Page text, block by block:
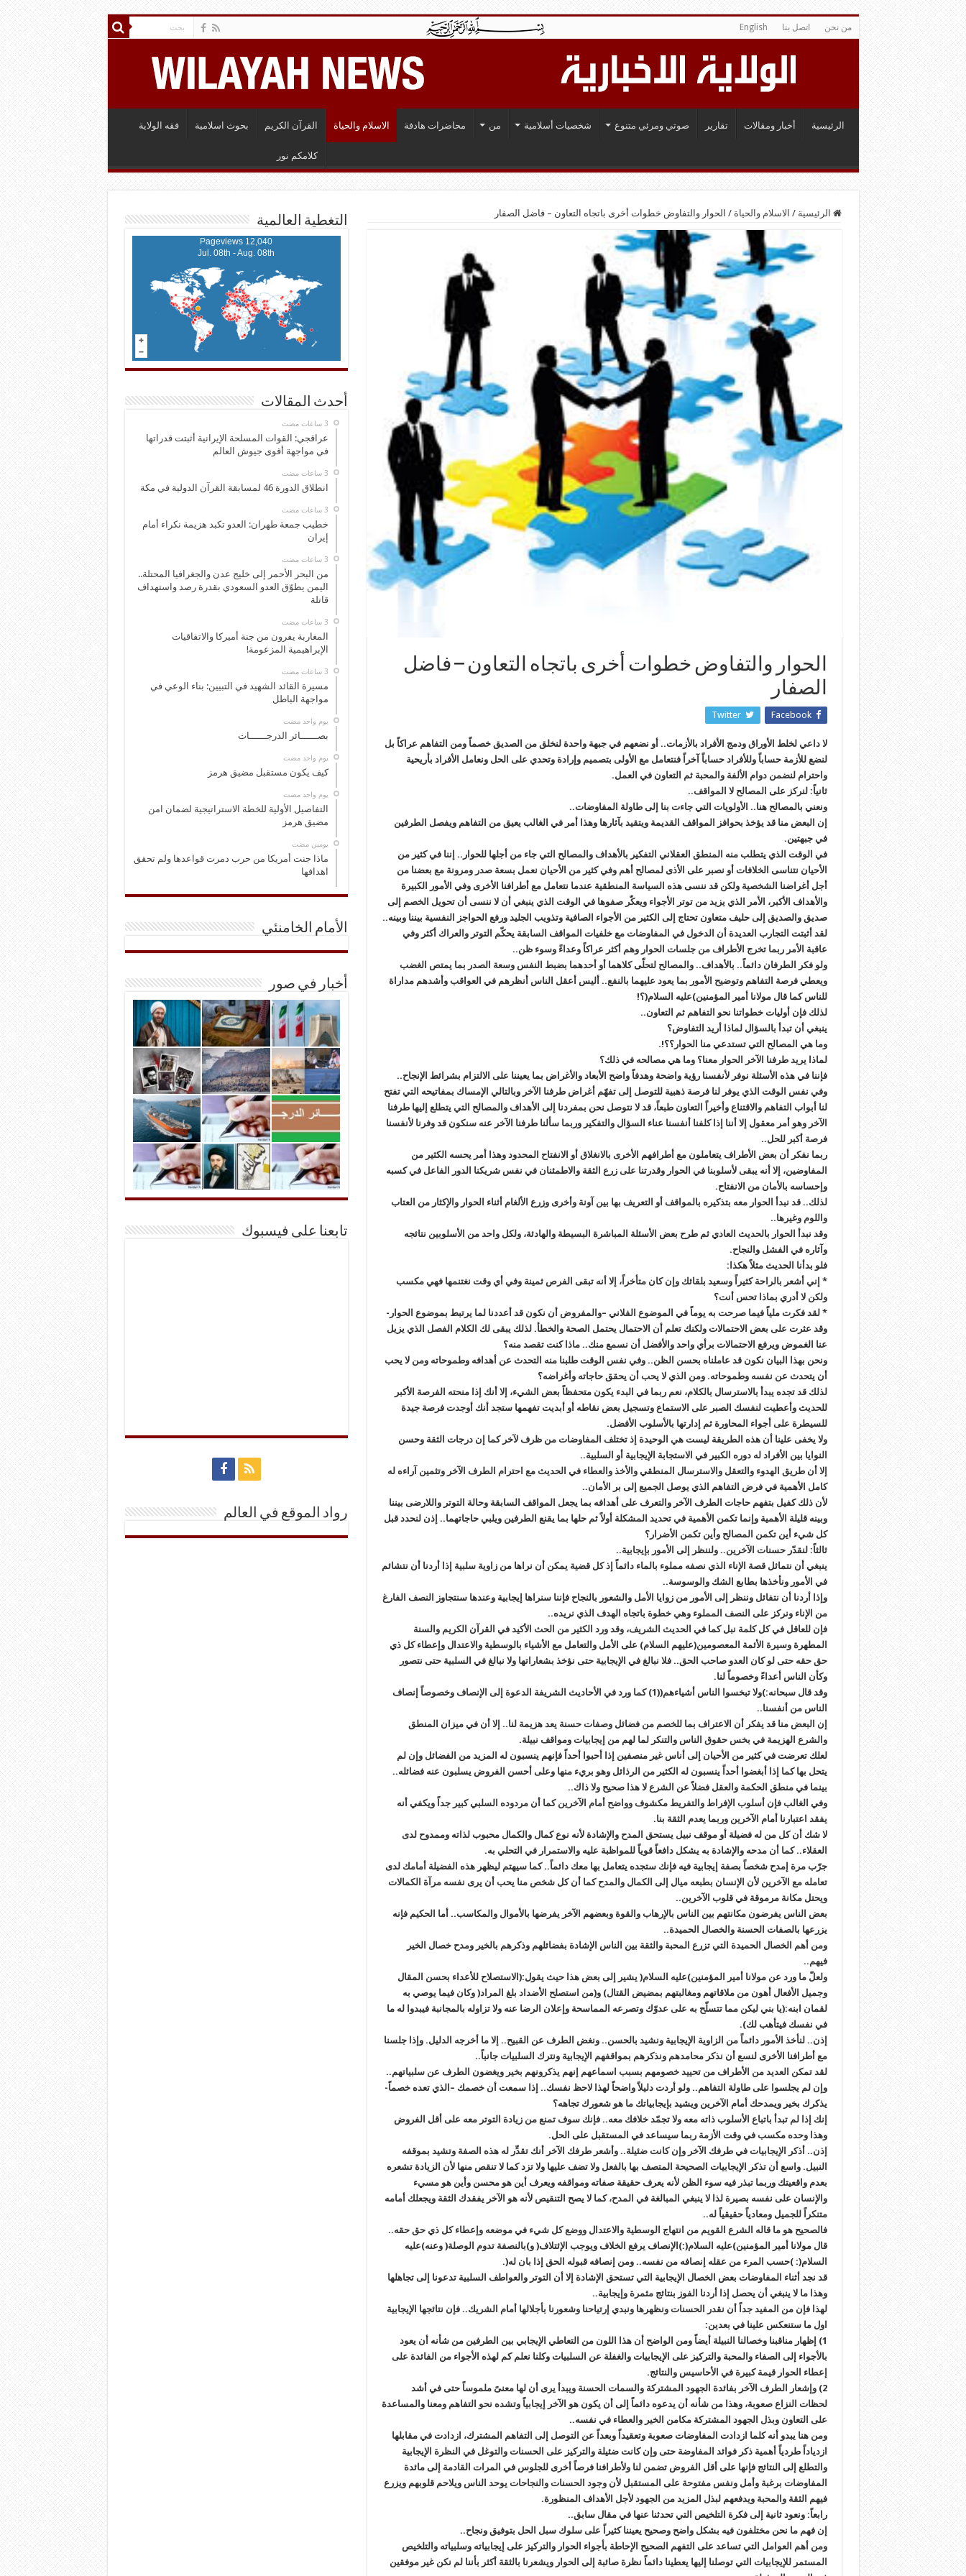
من نحن اتصل بنا English
الرئيسية أخبار ومقالات تقارير صوتي ومرئي متنوع شخصيات أسلامية من محاضرات هادفة الاسلام والحياة القرآن الكريم بحوث اسلامية فقه الولاية
كلامكم نور
الرئيسية / الاسلام والحياة / الحوار والتفاوض خطوات أخرى باتجاه التعاون – فاضل الصفار
الحوار والتفاوض خطوات أخرى باتجاه التعاون – فاضل
الصفار
Facebook
Twitter
لا داعي لخلط الأوراق ودمج الأفراد بالأزمات.. أو نضعهم في جبهة واحدة لنخلق من الصديق خصماً ومن التفاهم عراكاً بل
لنضع للأزمة حساباً وللأفراد حساباً آخراً فنتعامل مع الأولى بتصميم وإرادة وتحدي على الحل ونعامل الأفراد بأريحية
واحترام لنضمن دوام الألفة والمحبة ثم التعاون في العمل.
ثانياً: لنركز على المصالح لا المواقف..
ونعني بالمصالح هنا.. الأولويات التي جاءت بنا إلى طاولة المفاوضات..
إن البعض منا قد يؤخذ بحوافز المواقف القديمة ويتقيد بآثارها وهذا أمر في الغالب يعيق من التفاهم ويفصل الطرفين
في جبهتين.
في الوقت الذي يتطلب منه المنطق العقلاني التفكير بالأهداف والمصالح التي جاء من أجلها للحوار.. إننا في كثير من
الأحيان نتناسى الخلافات أو نصبر على الأذى لمصالح أهم وفي كثير من الأحيان نعمل بسعة صدر ومرونة مع بعضنا من
أجل أغراضنا الشخصية ولكن قد ننسى هذه السياسة المنطقية عندما نتعامل مع أطرافنا الأخرى وفي الأمور الكبيرة
والأهداف الأكبر، الأمر الذي يزيد من توتر الأجواء ويعكّر صفوها في الوقت الذي ينبغي أن لا ننسى أن تحويل الخصم إلى
صديق والصديق إلى حليف متعاون تحتاج إلى الكثير من الأجواء الصافية وتذويب الجليد ورفع الحواجز النفسية بيننا وبينه..
لقد أثبتت التجارب العديدة أن الدخول في المفاوضات مع خلفيات المواقف السابقة يحكّم التوتر والعراك أكثر وفي
عاقبة الأمر ربما تخرج الأطراف من جلسات الحوار وهم أكثر عراكاً وعداءً وسوء ظن..
ولو فكر الطرفان دائماً.. بالأهداف.. والمصالح لتحلّى كلاهما أو أحدهما بضبط النفس وسعة الصدر بما يمتص الغضب
ويعطي فرصة التفاهم وتوضيح الأمور بما يعود عليهما بالنفع.. أليس أعقل الناس أنظرهم في العواقب وأشدهم مداراة
للناس كما قال مولانا أمير المؤمنين)عليه السلام(؟!
لذلك فإن أوليات خطواتنا نحو التفاهم ثم التعاون..
ينبغي أن تبدأ بالسؤال لماذا أريد التفاوض؟
وما هي المصالح التي تستدعي منا الحوار؟؟!.
لماذا يريد طرفنا الآخر الحوار معنا؟ وما هي مصالحه في ذلك؟
فإننا في هذه الأسئلة نوفر لأنفسنا رؤية واضحة وهدفاً واضح الأبعاد والأغراض بما يعيننا على الالتزام بشرائط الإنجاح..
وفي نفس الوقت الذي يوفر لنا فرصة ذهبية للتوصل إلى تفهّم أغراض طرفنا الآخر وبالتالي الإمساك بمفاتيحه التي تفتح
لنا أبواب التفاهم والاقتناع وأخيراً التعاون طبعاً، قد لا نتوصل نحن بمفردنا إلى الأهداف والمصالح التي يتطلع إليها طرفنا
الآخر وهو أمر معقول إلا أننا إذا كلفنا أنفسنا عناء السؤال والتفكير وربما سألنا طرفنا الآخر عنه سنكون قد وفرنا لأنفسنا
فرصة أكبر للحل..
ربما نفكر أن بعض الأطراف يتعاملون مع أطرافهم الأخرى بالانغلاق أو الانفتاح المحدود وهذا أمر يحسه الكثير من
المفاوضين، إلا أنه يبقى لأسلوبنا في الحوار وقدرتنا على زرع الثقة والاطمئنان في نفس شريكنا الدور الفاعل في كسبه
وإحساسه بالأمان من الانفتاح.
لذلك.. قد نبدأ الحوار معه بتذكيره بالمواقف أو التعريف بها بين آونة وأخرى وزرع الألغام أثناء الحوار والإكثار من العتاب
واللوم وغيرها..
وقد نبدأ الحوار بالحديث العادي ثم طرح بعض الأسئلة المباشرة البسيطة والهادئة، ولكل واحد من الأسلوبين نتائجه
وآثاره في الفشل والنجاح.
فلو بدأنا الحديث مثلاً هكذا:
* إني أشعر بالراحة كثيراً وسعيد بلقائك وإن كان متأخراً، إلا أنه تبقى الفرص ثمينة وفي أي وقت نغتنمها فهي مكسب
ولكن لا أدري بماذا تحس أنت؟
* لقد فكرت ملياً فيما صرحت به يوماً في الموضوع الفلاني –والمفروض أن نكون قد أعددنا لما يرتبط بموضوع الحوار-
وقد عثرت على بعض الاحتمالات ولكنك تعلم أن الاحتمال يحتمل الصحة والخطأ. لذلك يبقى لك الكلام الفصل الذي يزيل
عنا الغموض ويرفع الاحتمالات برأي واحد والأفضل أن نسمع منك.. ماذا كنت تقصد منه؟
ونحن بهذا البيان نكون قد عاملناه بحسن الظن.. وفي نفس الوقت طلبنا منه التحدث عن أهدافه وطموحاته ومن لا يحب
أن يتحدث عن نفسه وطموحاته. ومن الذي لا يحب أن يحقق حاجاته وأغراضه؟
لذلك قد تجده يبدأ بالاسترسال بالكلام، نعم ربما في البدء يكون متحفظاً بعض الشيء، إلا أنك إذا منحته الفرصة الأكبر
للحديث وأعطيت لنفسك الصبر على الاستماع وتسجيل بعض نقاطه أو أبديت تفهمها ستجد أنك أوجدت فرصة جيدة
للسيطرة على أجواء المحاورة ثم إدارتها بالأسلوب الأفضل.
ولا يخفى علينا أن هذه الطريقة ليست هي الوحيدة إذ تختلف المفاوضات من ظرف لآخر كما إن درجات الثقة وحسن
النوايا بين الأفراد له دوره الكبير في الاستجابة الإيجابية أو السلبية..
إلا أن طريق الهدوء والتعقل والاسترسال المنطقي والأخذ والعطاء في الحديث مع احترام الطرف الآخر وتثمين آراءه له
كامل الأهمية في فرض التفاهم الذي يوصل الجميع إلى بر الأمان..
لأن ذلك كفيل بتفهم حاجات الطرف الآخر والتعرف على أهدافه بما يجعل المواقف السابقة وحالة التوتر واللارضى بيننا
وبينه قليلة الأهمية وإنما تكمن الأهمية في تحديد المشكلة أولاً ثم حلها بما يقنع الطرفين ويلبي حاجاتهما.. إذن لنحدد قبل
كل شيء أين تكمن المصالح وأين تكمن الأضرار؟
ثالثاً: لنقدّر حسنات الآخرين.. ولننظر إلى الأمور بإيجابية..
ينبغي أن نتماثل قصة الإناء الذي نصفه مملوء بالماء دائماً إذ كل قضية يمكن أن نراها من زاوية سلبية إذا أردنا أن نتشائم
في الأمور ونأخذها بطابع الشك والوسوسة..
وإذا أردنا أن نتفائل وننظر إلى الأمور من زوايا الأمل والشعور بالنجاح فإننا سنراها إيجابية وعندها سنتجاوز النصف الفارغ
من الإناء ونركز على النصف المملوء وهي خطوة باتجاه الهدف الذي نريده..
فإن للعاقل في كل كلمة نبل كما في الحديث الشريف، وقد ورد الكثير من الحث الأكيد في القرآن الكريم والسنة
المطهرة وسيرة الأئمة المعصومين(عليهم السلام) على الأمل والتعامل مع الأشياء بالوسطية والاعتدال وإعطاء كل ذي
حق حقه حتى لو كان العدو صاحب الحق.. فلا نبالغ في الإيجابية حتى نؤخذ بشعاراتها ولا نبالغ في السلبية حتى نتصور
وكأن الناس أعداءً وخصوماً لنا.
وقد قال سبحانه:)ولا تبخسوا الناس أشياءهم((1) كما ورد في الأحاديث الشريفة الدعوة إلى الإنصاف وخصوصاً إنصاف
الناس من أنفسنا..
إن البعض منا قد يفكر أن الاعتراف بما للخصم من فضائل وصفات حسنة يعد هزيمة لنا.. إلا أن في ميزان المنطق
والشرع الهزيمة في بخس حقوق الناس والتنكر لما لهم من إيجابيات ومواقف نبيلة.
لعلك تعرضت في كثير من الأحيان إلى أناس غير منصفين إذا أحبوا أحداً فإنهم ينسبون له المزيد من الفضائل وإن لم
يتحل بها كما إذا أبغضوا أحداً ينسبون له الكثير من الرذائل وهو بريء منها وعلى أحسن الفروض يسلبون عنه فضائله..
بينما في منطق الحكمة والعقل فضلاً عن الشرع لا هذا صحيح ولا ذاك..
وفي الغالب فإن أسلوب الإفراط والتفريط مكشوف وواضح أمام الآخرين كما أن مردوده السلبي كبير جداً ويكفي أنه
يفقد اعتبارنا أمام الآخرين وربما يعدم الثقة بنا.
لا شك أن كل من له فضيلة أو موقف نبيل يستحق المدح والإشادة لأنه نوع كمال والكمال محبوب لذاته وممدوح لدى
العقلاء.. كما أن مدحه والإشادة به يشكل دافعاً قوياً للمواظبة عليه والاستمرار في التحلي به.
جرّب مرة إمدح شخصاً بصفة إيجابية فيه فإنك ستجده يتعامل بها معك دائماً.. كما سيهتم ليظهر هذه الفضيلة أمامك لدى
تعامله مع الآخرين لأن الإنسان بطبعه ميال إلى الكمال والمدح كما أن كل شخص منا يحب أن يرى نفسه مرآة الكمالات
ويحتل مكانة مرموقة في قلوب الآخرين..
بعض الناس يفرضون مكانتهم بين الناس بالإرهاب والقوة وبعضهم الآخر يفرضها بالأموال والمكاسب.. أما الحكيم فإنه
يزرعها بالصفات الحسنة والخصال الحميدة..
ومن أهم الخصال الحميدة التي تزرع المحبة والثقة بين الناس الإشادة بفضائلهم وذكرهم بالخير ومدح خصال الخير
فيهم..
ولعلّ ما ورد عن مولانا أمير المؤمنين)عليه السلام( يشير إلى بعض هذا حيث يقول:(الاستصلاح للأعداء بحسن المقال
وجميل الأفعال أهون من ملاقاتهم ومغالبتهم بمضيض القتال) و(من استصلح الأضداد بلغ المراد( وكان فيما يوصي به
لقمان ابنه:(يا بني ليكن مما تتسلّح به على عدوّك وتصرعه المماسحة وإعلان الرضا عنه ولا تزاوله بالمجانبة فيبدوا له ما
في نفسك فيتأهب لك).
إذن.. لنأخذ الأمور دائماً من الزاوية الإيجابية ونشيد بالحسن.. ونغض الطرف عن القبيح.. إلا ما أخرجه الدليل. وإذا جلسنا
مع أطرافنا الأخرى لنسع أن نذكر محامدهم ونذكرهم بمواقفهم الإيجابية ونترك السلبيات جانباً..
لقد تمكن العديد من الأطراف من تحييد خصومهم بسبب اسماعهم إنهم يذكرونهم بخير ويغضون الطرف عن سلبياتهم..
وإن لم يجلسوا على طاولة التفاهم.. ولو أردت دليلاً واضحاً لهذا لاحظ نفسك.. إذا سمعت أن خصمك –الذي تعده خصماً-
يذكرك بخير ويمدحك أمام الآخرين ويشيد بإيجابياتك ما هو شعورك تجاهه؟
إنك إذا لم تبدأ باتباع الأسلوب ذاته معه ولا تجمّد خلافك معه.. فإنك سوف تمنع من زيادة التوتر معه على أقل الفروض
وهذا وحده مكسب في وقت الأزمة ربما سيساعد في المستقبل على الحل.
إذن.. أذكر الإيجابيات في طرفك الآخر وإن كانت ضئيلة.. وأشعر طرفك الآخر أنك تقدِّر له هذه الصفة وتشيد بموقفه
النبيل. واسع أن تذكر الإيجابيات الصحيحة المتصف بها بالفعل ولا تضف عليها ولا تزد كما لا تنقص منها لأن الزيادة تشعره
بعدم واقعيتك وربما تبذر فيه سوء الظن لأنه يعرف حقيقة صفاته ومواقفه ويعرف أين هو محسن وأين هو مسيء
والإنسان على نفسه بصيرة لذا لا ينبغي المبالغة في المدح، كما لا يصح التنقيص لأنه هو الآخر يفقدك الثقة ويجعلك أمامه
متنكراً للجميل ومعادياً حقيقياً له..
فالصحيح هو ما قاله الشرع القويم من انتهاج الوسطية والاعتدال ووضع كل شيء في موضعه وإعطاء كل ذي حق حقه..
قال مولانا أمير المؤمنين)عليه السلام(:)الإنصاف يرفع الخلاف ويوجب الإئتلاف( و)بالنصفة تدوم الوصلة( وعنه)عليه
السلام(: )حسب المرء من عقله إنصافه من نفسه.. ومن إنصافه قبوله الحق إذا بان له(.
قد نجد أثناء المفاوضات بعض الخصال الإيجابية التي تستحق الإشادة إلا أن التوتر والعواطف السلبية تدعونا إلى تجاهلها
وهذا ما لا ينبغي أن يحصل إذا أردنا الفوز بنتائج مثمرة وإيجابية..
لهذا فإن من المفيد جداً أن نقدر الحسنات ونظهرها ونبدي إرتياحنا وشعورنا بأجلالها أمام الشريك.. فإن نتائجها الإيجابية
اول ما ستنعكس علينا في بعدين:
1) إظهار مناقبنا وخصالنا النبيلة أيضاً ومن الواضح أن هذا اللون من التعاطي الإيجابي بين الطرفين من شأنه أن يعود
بالأجواء إلى الصفاء والمحبة والتركيز على الإيجابيات والغفلة عن السلبيات وكلنا نعلم كم لهذه الأجواء من الفائدة على
إعطاء الحوار قيمة كبيرة في الأحاسيس والنتائج.
2) وإشعار الطرف الآخر بفائدة الجهود المشتركة والسمات الحسنة ويبدأ يرى أن لها معنىً ملموساً حتى في أشد
لحظات النزاع صعوبة، وهذا من شأنه أن يدعوه دائماً إلى أن يكون هو الآخر إيجابياً وتشده نحو التفاهم ومعنا والمساعدة
على التعاون وبذل الجهود المشتركة مكامن الخير والعطاء في نفسه..
ومن هنا يبدو أنه كلما ازدادت المفاوضات صعوبة وتعقيداً وبعداً عن التوصل إلى التفاهم المشترك، ازدادت في مقابلها
ازدياداً طردياً أهمية ذكر فوائد المفاوضة حتى وإن كانت ضئيلة والتركيز على الحسنات والتوغل في النظرة الإيجابية
والتطلع إلى النتائج فإنها على أقل الفروض تضمن لنا ولأطرافنا فرصاً أخرى للجلوس في المرات القادمة إلى مائدة
المفاوضات برغبة وأمل ونفس مفتوحة على المستقبل لأن وجود الحسنات والنجاحات يوحد الناس ويلاحم قلوبهم ويزرع
فيهم الثقة والمحبة ويدفعهم لبذل المزيد من الجهود لأجل الأهداف المنظورة.
رابعاً: ونعود ثانية إلى فكرة التلخيص التي تحدثنا عنها في مقال سابق..
إن فهم ما نحن مختلفون فيه بشكل واضح وصحيح يعيننا كثيراً على سلوك سبل الحل بتوفيق ونجاح..
ومن أهم العوامل التي تساعد على التفهم الصحيح الإحاطة بأجواء الحوار والتركيز على إيجابياته وسلبياته والتلخيص
المستمر للإيجابيات التي توصلنا إليها يعطينا دائماً نظرة صائبة إلى الحوار ويشعرنا بالثقة أكثر بأننا لم نكن غير موفقين
التغطية العالمية
12,040 Pageviews
Jul. 08th - Aug. 08th
أحدث المقالات
عراقجي: القوات المسلحة الإيرانية أثبتت قدراتها
في مواجهة أقوى جيوش العالم
انطلاق الدورة 46 لمسابقة القرآن الدولية في مكة
خطيب جمعة طهران: العدو تكبد هزيمة نكراء أمام
إيران
من البحر الأحمر إلى خليج عدن والجغرافيا المحتلة..
اليمن يطوّق العدو السعودي بقدرة رصد واستهداف
قاتلة
المغاربة يفرون من جنة أميركا والاتفاقيات
الإبراهيمية المزعومة!
مسيرة القائد الشهيد في التبيين: بناء الوعي في
مواجهة الباطل
‏يوم واحد مضت
بصــــــائر الدرجــــــات
‏يوم واحد مضت
كيف يكون مستقبل مضيق هرمز
‏يوم واحد مضت
التفاصيل الأولية للخطة الاستراتيجية لضمان امن
مضيق هرمز
‏يومين مضت
ماذا جنت أمريكا من حرب دمرت قواعدها ولم تحقق
اهدافها
الأمام الخامنئي
أخبار في صور
تابعنا على فيسبوك
رواد الموقع في العالم